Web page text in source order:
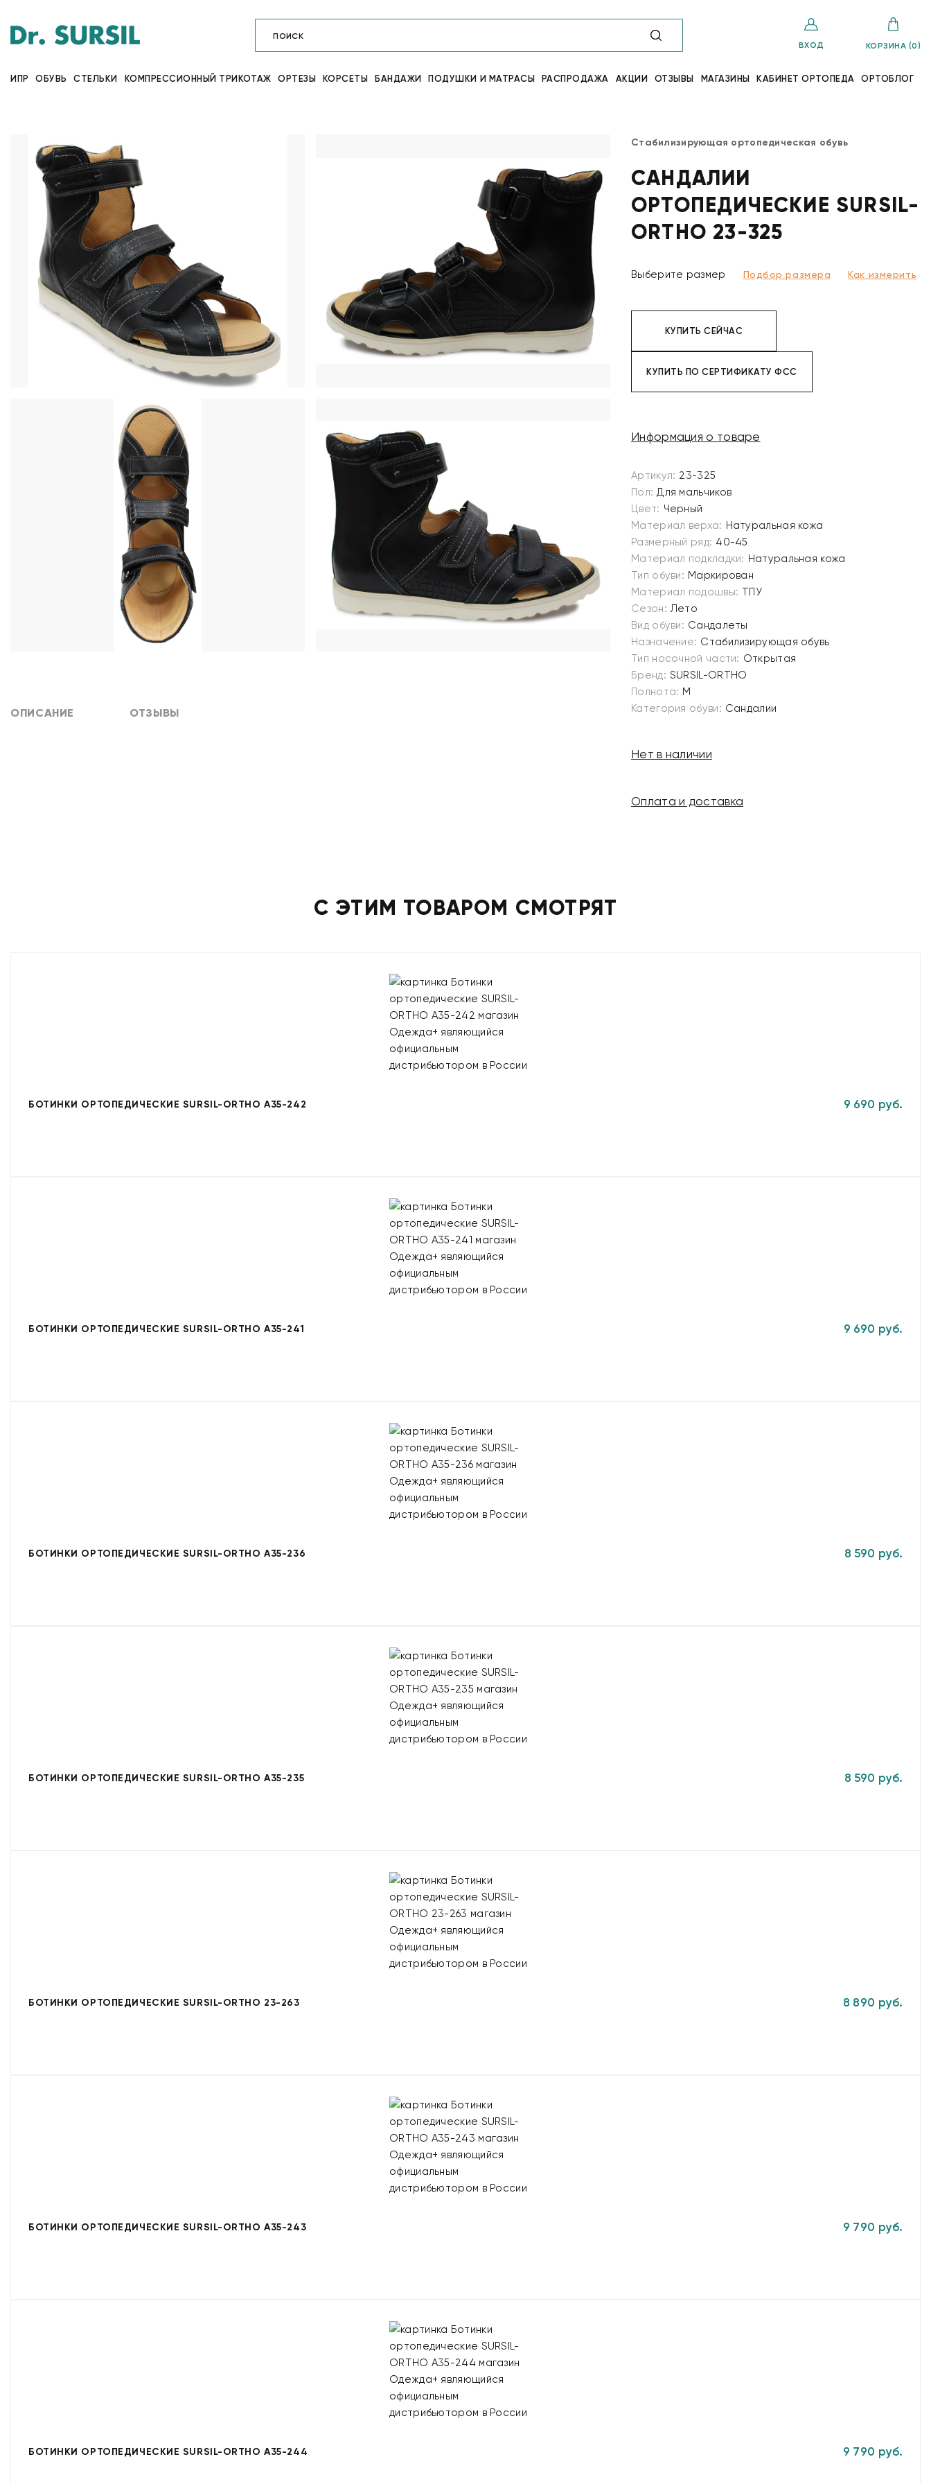
ВХОД КОРЗИНА (0)
ИПР ОБУВЬ СТЕЛЬКИ КОМПРЕССИОННЫЙ ТРИКОТАЖ ОРТЕЗЫ КОРСЕТЫ БАНДАЖИ ПОДУШКИ И МАТРАСЫ РАСПРОДАЖА АКЦИИ ОТЗЫВЫ МАГАЗИНЫ КАБИНЕТ ОРТОПЕДА ОРТОБЛОГ
ОПИСАНИЕ ОТЗЫВЫ
Стабилизирующая ортопедическая обувь
САНДАЛИИ
ОРТОПЕДИЧЕСКИЕ SURSIL-
ORTHO 23-325
Выберите размер Подбор размера Как измерить
КУПИТЬ СЕЙЧАС
КУПИТЬ ПО СЕРТИФИКАТУ ФСС
Информация о товаре
Артикул: 23-325
Пол: Для мальчиков
Цвет: Черный
Материал верха: Натуральная кожа
Размерный ряд: 40-45
Материал подкладки: Натуральная кожа
Тип обуви: Маркирован
Материал подошвы: ТПУ
Сезон: Лето
Вид обуви: Сандалеты
Назначение: Стабилизирующая обувь
Тип носочной части: Открытая
Бренд: SURSIL-ORTHO
Полнота: M
Категория обуви: Сандалии
Нет в наличии
Оплата и доставка
С ЭТИМ ТОВАРОМ СМОТРЯТ
БОТИНКИ ОРТОПЕДИЧЕСКИЕ SURSIL-ORTHO A35-242 9 690 руб.
БОТИНКИ ОРТОПЕДИЧЕСКИЕ SURSIL-ORTHO A35-241 9 690 руб.
БОТИНКИ ОРТОПЕДИЧЕСКИЕ SURSIL-ORTHO A35-236 8 590 руб.
БОТИНКИ ОРТОПЕДИЧЕСКИЕ SURSIL-ORTHO A35-235 8 590 руб.
БОТИНКИ ОРТОПЕДИЧЕСКИЕ SURSIL-ORTHO 23-263 8 890 руб.
БОТИНКИ ОРТОПЕДИЧЕСКИЕ SURSIL-ORTHO A35-243 9 790 руб.
БОТИНКИ ОРТОПЕДИЧЕСКИЕ SURSIL-ORTHO A35-244 9 790 руб.